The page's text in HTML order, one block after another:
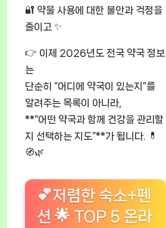
🔐 약물 사용에 대한 불안과 걱정을
줄이고 ✨
👉 이제 2026년도 전국 약국 정보
는
단순히 “어디에 약국이 있는지”를
알려주는 목록이 아니라,
**“어떤 약국과 함께 건강을 관리할
지 선택하는 지도”**가 됩니다. 💊
🧭🌿
💕저렴한 숙소+펜
션 🌟 TOP 5 온라